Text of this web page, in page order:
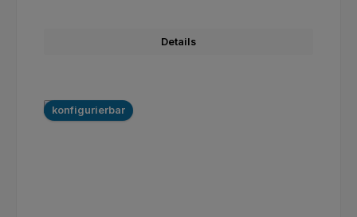
Details
konfigurierbar